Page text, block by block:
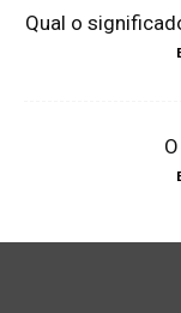
Qual o